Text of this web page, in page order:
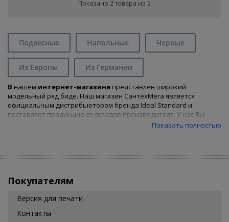
Показано 2 товара из 2
Подвесные Напольные Черные
Из Европы Из Германии
В нашем интернет-магазине представлен широкий
модельный ряд биде. Наш магазин СантехМега является
официальным дистрибьютором бренда Ideal Standard и
поставляет продукцию со складов производителя. У нас Вы
коллекцииEsedraи
Показать полностью
Покупателям
Версия для печати
Контакты